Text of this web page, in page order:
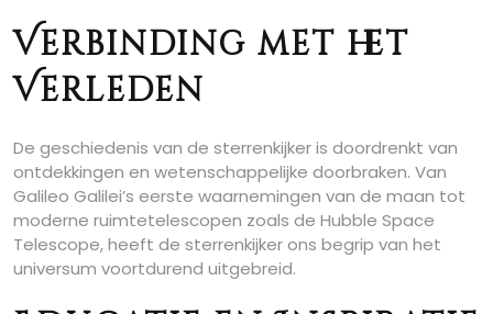
Verbinding met het
Verleden
De geschiedenis van de sterrenkijker is doordrenkt van
ontdekkingen en wetenschappelijke doorbraken. Van
Galileo Galilei’s eerste waarnemingen van de maan tot
moderne ruimtetelescopen zoals de Hubble Space
Telescope, heeft de sterrenkijker ons begrip van het
universum voortdurend uitgebreid.